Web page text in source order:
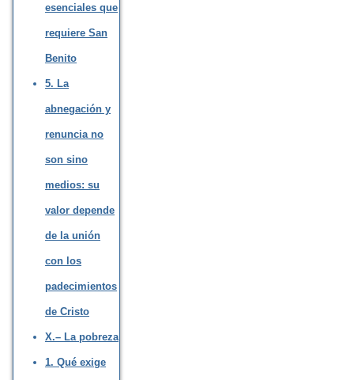
esenciales que
requiere San
Benito
5. La
abnegación y
renuncia no
son sino
medios: su
valor depende
de la unión
con los
padecimientos
de Cristo
X.– La pobreza
1. Qué exige